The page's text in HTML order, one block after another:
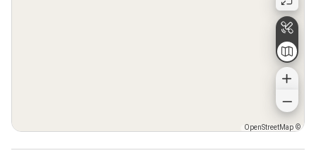
©
OpenStreetMap